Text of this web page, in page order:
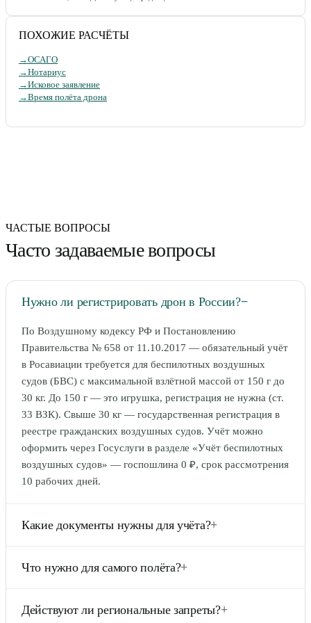
ПОХОЖИЕ РАСЧЁТЫ
→ОСАГО
→Нотариус
→Исковое заявление
→Время полёта дрона
ЧАСТЫЕ ВОПРОСЫ
Часто задаваемые вопросы
Нужно ли регистрировать дрон в России?−
По Воздушному кодексу РФ и Постановлению
Правительства № 658 от 11.10.2017 — обязательный учёт
в Росавиации требуется для беспилотных воздушных
судов (БВС) с максимальной взлётной массой от 150 г до
30 кг. До 150 г — это игрушка, регистрация не нужна (ст.
33 ВЗК). Свыше 30 кг — государственная регистрация в
реестре гражданских воздушных судов. Учёт можно
оформить через Госуслуги в разделе «Учёт беспилотных
воздушных судов» — госпошлина 0 ₽, срок рассмотрения
10 рабочих дней.
Какие документы нужны для учёта?+
владельца (ФИО, дата рождения, СНИЛС); (2) тип/модель
на корпусе или АКБ); (4) фотография дрона (анфас,
Что нужно для самого полёта?+
привязка к владельцу). Для полёта дополнительно нужно:
Действуют ли региональные запреты?+